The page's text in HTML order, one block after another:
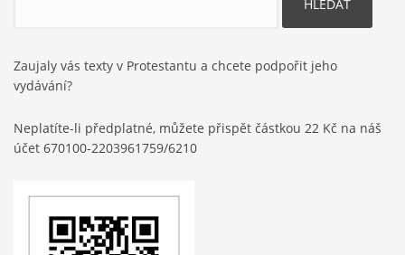
Zaujaly vás texty v Protestantu a chcete podpořit jeho
vydávání?
Neplatíte-li předplatné, můžete přispět částkou 22 Kč na náš
účet 670100-2203961759/6210